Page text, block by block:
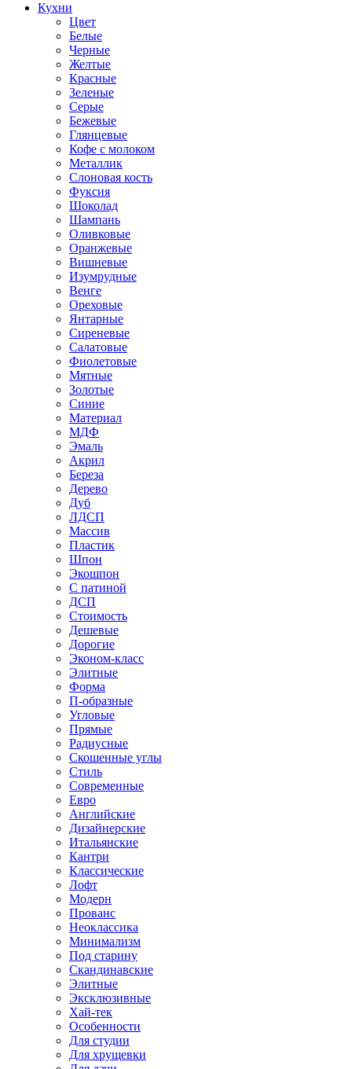
Кухни
Цвет
Белые
Черные
Желтые
Красные
Зеленые
Серые
Бежевые
Глянцевые
Кофе с молоком
Металлик
Слоновая кость
Фуксия
Шоколад
Шампань
Оливковые
Оранжевые
Вишневые
Изумрудные
Венге
Ореховые
Янтарные
Сиреневые
Салатовые
Фиолетовые
Мятные
Золотые
Синие
Материал
МДФ
Эмаль
Акрил
Береза
Дерево
Дуб
ЛДСП
Массив
Пластик
Шпон
Экошпон
С патиной
ДСП
Стоимость
Дешевые
Дорогие
Эконом-класс
Элитные
Форма
П-образные
Угловые
Прямые
Радиусные
Скошенные углы
Стиль
Современные
Евро
Английские
Дизайнерские
Итальянские
Кантри
Классические
Лофт
Модерн
Прованс
Неоклассика
Минимализм
Под старину
Скандинавские
Элитные
Эксклюзивные
Хай-тек
Особенности
Для студии
Для хрущевки